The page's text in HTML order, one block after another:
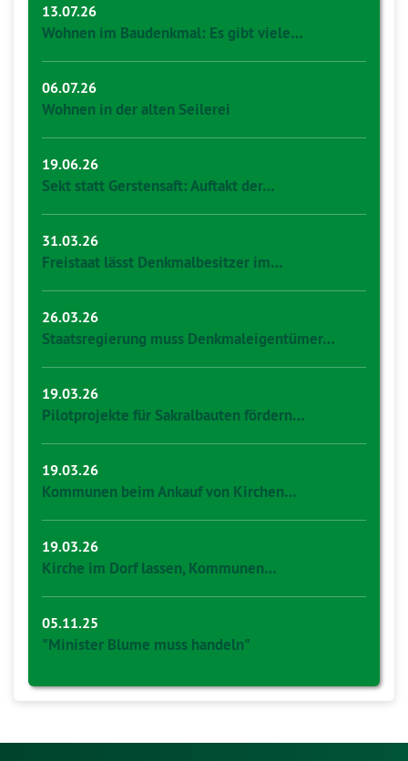
13.07.26
Wohnen im Baudenkmal: Es gibt viele…
06.07.26
Wohnen in der alten Seilerei
19.06.26
Sekt statt Gerstensaft: Auftakt der…
31.03.26
Freistaat lässt Denkmalbesitzer im…
26.03.26
Staatsregierung muss Denkmaleigentümer…
19.03.26
Pilotprojekte für Sakralbauten fördern…
19.03.26
Kommunen beim Ankauf von Kirchen…
19.03.26
Kirche im Dorf lassen, Kommunen…
05.11.25
"Minister Blume muss handeln"